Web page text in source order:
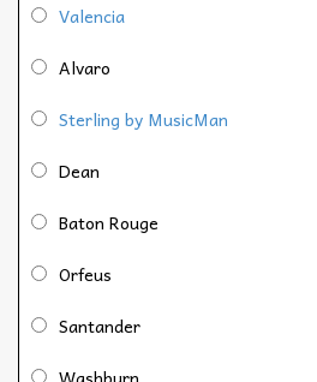
Valencia
Alvaro
Sterling by MusicMan
Dean
Baton Rouge
Orfeus
Santander